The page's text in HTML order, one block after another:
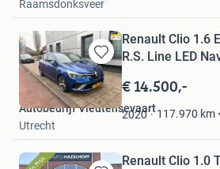
Raamsdonksveer
Bewaren
in
Mijn
Favorieten
Renault Clio 1.6
R.S. Line LED
€ 14.500,-
2020 117.970 km
Autobedrijf Vleutensevaart
Utrecht
Renault Clio 1.0